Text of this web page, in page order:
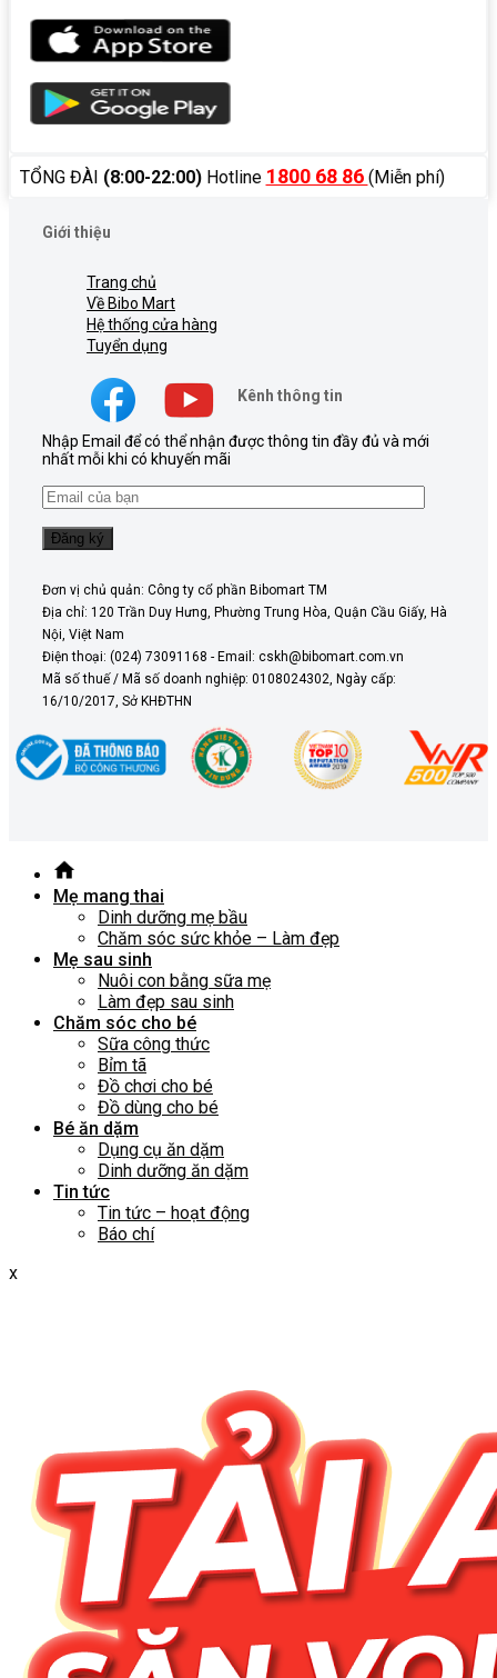
TỔNG ĐÀI (8:00-22:00)Hotline 1800 68 86 (Miễn phí)
Giới thiệu
Trang chủ
Về Bibo Mart
Hệ thống cửa hàng
Tuyển dụng
Kênh thông tin
Nhập Email để có thể nhận được thông tin đầy đủ và mới
nhất mỗi khi có khuyến mãi
Đơn vị chủ quản: Công ty cổ phần Bibomart TM
Địa chỉ: 120 Trần Duy Hưng, Phường Trung Hòa, Quận Cầu Giấy, Hà
Nội, Việt Nam
Điện thoại: (024) 73091168 - Email: cskh@bibomart.com.vn
Mã số thuế / Mã số doanh nghiệp: 0108024302, Ngày cấp:
16/10/2017, Sở KHĐTHN
Mẹ mang thai
Dinh dưỡng mẹ bầu
Chăm sóc sức khỏe – Làm đẹp
Mẹ sau sinh
Nuôi con bằng sữa mẹ
Làm đẹp sau sinh
Chăm sóc cho bé
Sữa công thức
Bỉm tã
Đồ chơi cho bé
Đồ dùng cho bé
Bé ăn dặm
Dụng cụ ăn dặm
Dinh dưỡng ăn dặm
Tin tức
Tin tức – hoạt động
Báo chí
x